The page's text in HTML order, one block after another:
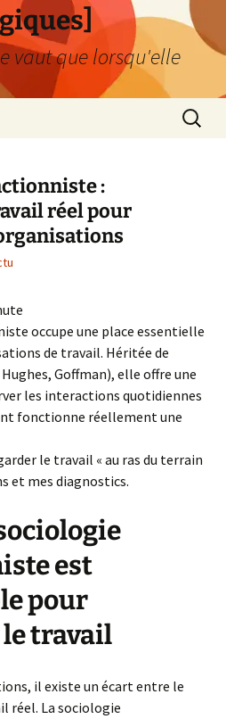
vaut que lorsqu'elle
:
réel pour
occupe une place essentielle
de travail. Héritée de
Goffman), elle offre une
les interactions quotidiennes
fonctionne réellement une
le travail « au ras du terrain
et mes diagnostics.
est
pour
travail
il existe un écart entre le
réel. La sociologie